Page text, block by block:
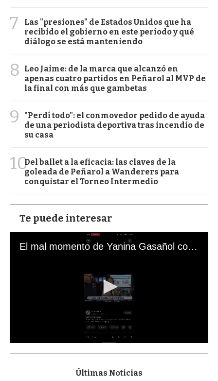
7
Las "presiones" de Estados Unidos que ha
recibido el gobierno en este período y qué
diálogo se está manteniendo
8
Leo Jaime: de la marca que alcanzó en
apenas cuatro partidos en Peñarol al MVP de
la final con más que gambetas
9
"Perdí todo": el conmovedor pedido de ayuda
de una periodista deportiva tras incendio de
su casa
10Del ballet a la eficacia: las claves de la
goleada de Peñarol a Wanderers para
conquistar el Torneo Intermedio
Te puede interesar
El mal momento de Yanina Gasañol con un hincha argentino en "Subrayado"
s
Últimas Noticias